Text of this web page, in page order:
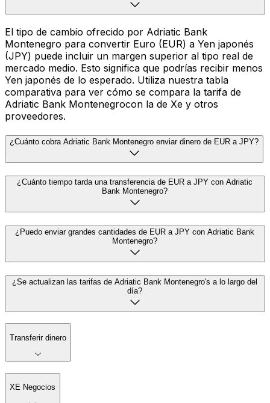
El tipo de cambio ofrecido por Adriatic Bank
Montenegro para convertir Euro (EUR) a Yen japonés
(JPY) puede incluir un margen superior al tipo real de
mercado medio. Esto significa que podrías recibir menos
Yen japonés de lo esperado. Utiliza nuestra tabla
comparativa para ver cómo se compara la tarifa de
Adriatic Bank Montenegrocon la de Xe y otros
proveedores.
¿Cuánto cobra Adriatic Bank Montenegro enviar dinero de EUR a JPY?
¿Cuánto tiempo tarda una transferencia de EUR a JPY con Adriatic
Bank Montenegro?
¿Puedo enviar grandes cantidades de EUR a JPY con Adriatic Bank
Montenegro?
¿Se actualizan las tarifas de Adriatic Bank Montenegro's a lo largo del
día?
Transferir dinero
XE Negocios